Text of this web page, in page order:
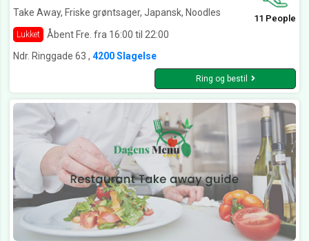
Take Away, Friske grøntsager, Japansk, Noodles
Lukket Åbent Fre. fra 16:00 til 22:00
11 People
Ndr. Ringgade 63 , 4200 Slagelse
Ring og bestil